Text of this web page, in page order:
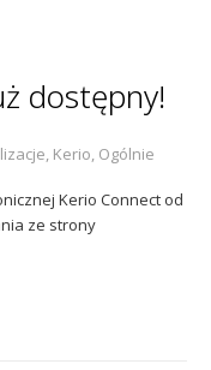
dostępny!
Kerio Ogólnie
Kerio Connect od
ze strony